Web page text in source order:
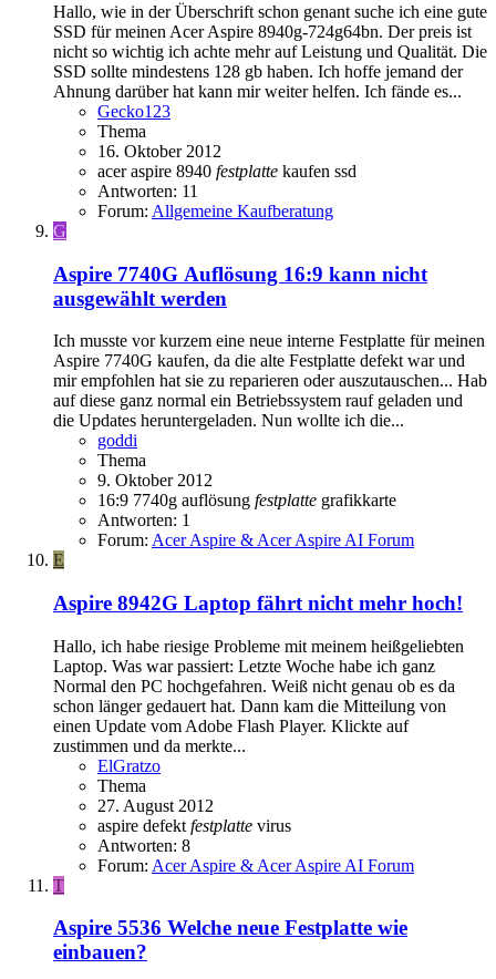
Hallo, wie in der Überschrift schon genant suche ich eine gute
SSD für meinen Acer Aspire 8940g-724g64bn. Der preis ist
nicht so wichtig ich achte mehr auf Leistung und Qualität. Die
SSD sollte mindestens 128 gb haben. Ich hoffe jemand der
Ahnung darüber hat kann mir weiter helfen. Ich fände es...
Gecko123
Thema
16. Oktober 2012
acer aspire 8940 festplatte kaufen ssd
Antworten: 11
Forum: Allgemeine Kaufberatung
G
Aspire 7740G Auflösung 16:9 kann nicht
ausgewählt werden
Ich musste vor kurzem eine neue interne Festplatte für meinen
Aspire 7740G kaufen, da die alte Festplatte defekt war und
mir empfohlen hat sie zu reparieren oder auszutauschen... Hab
auf diese ganz normal ein Betriebssystem rauf geladen und
die Updates heruntergeladen. Nun wollte ich die...
goddi
Thema
9. Oktober 2012
16:9 7740g auflösung festplatte grafikkarte
Antworten: 1
Forum: Acer Aspire & Acer Aspire AI Forum
E
Aspire 8942G Laptop fährt nicht mehr hoch!
Hallo, ich habe riesige Probleme mit meinem heißgeliebten
Laptop. Was war passiert: Letzte Woche habe ich ganz
Normal den PC hochgefahren. Weiß nicht genau ob es da
schon länger gedauert hat. Dann kam die Mitteilung von
einen Update vom Adobe Flash Player. Klickte auf
zustimmen und da merkte...
ElGratzo
Thema
27. August 2012
aspire defekt festplatte virus
Antworten: 8
Forum: Acer Aspire & Acer Aspire AI Forum
T
Aspire 5536 Welche neue Festplatte wie
einbauen?